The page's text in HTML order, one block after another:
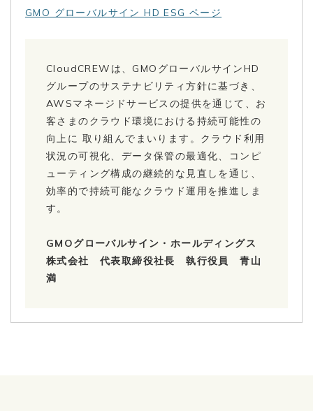
GMO グローバルサイン HD ESG ページ
CloudCREWは、GMOグローバルサインHD
グループのサステナビリティ方針に基づき、
AWSマネージドサービスの提供を通じて、お
客さまのクラウド環境における持続可能性の
向上に 取り組んでまいります。クラウド利用
状況の可視化、データ保管の最適化、コンピ
ューティング構成の継続的な見直しを通じ、
効率的で持続可能なクラウド運用を推進しま
す。
GMOグローバルサイン・ホールディングス
株式会社 代表取締役社長 執行役員 青山
満